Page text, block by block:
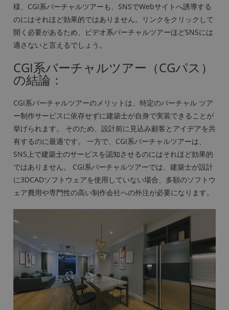
様、CGI系バーチャルツアーも、SNSでWebサイトへ誘導する
のにはそれほど効果的ではありません。リンクをクリックして
開く必要があるため、ビデオ系バーチャルツアーほどSNSには
適さないと言えるでしょう。
CGI系バーチャルツアー（CGパス）
の結論：
CGI系バーチャルツアーのメリットは、特定のバーチャル ツア
ー制作サービスに依存せずに建築士が自身で実装できることが
挙げられます。 そのため、設計前に見込み顧客とアイデアを共
有するのに最適です。 一方で、CGI系バーチャルツアーは、
SNS上で建築士のサービスを認知させるのにはそれほど効果的
ではありません。 CGI系バーチャルツアーでは、建築士が設計
に3DCADソフトウェアを使用していない場合、多額のソフトウ
ェア費用や専門性の高い制作会社への外注が必要になります。